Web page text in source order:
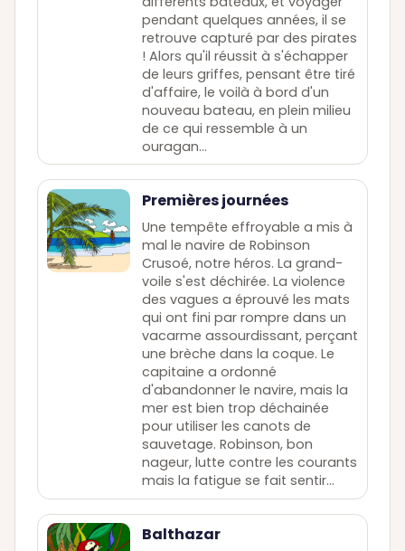
pendant quelques années, il se
retrouve capturé par des pirates
! Alors qu'il réussit à s'échapper
de leurs griffes, pensant être tiré
d'affaire, le voilà à bord d'un
nouveau bateau, en plein milieu
de ce qui ressemble à un
ouragan…
Premières journées
Une tempête effroyable a mis à
mal le navire de Robinson
Crusoé, notre héros. La grand-
voile s'est déchirée. La violence
des vagues a éprouvé les mats
qui ont fini par rompre dans un
vacarme assourdissant, perçant
une brèche dans la coque. Le
capitaine a ordonné
d'abandonner le navire, mais la
mer est bien trop déchainée
pour utiliser les canots de
sauvetage. Robinson, bon
nageur, lutte contre les courants
mais la fatigue se fait sentir…
Balthazar